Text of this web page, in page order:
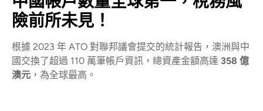
險前所未見！
根據 2023 年 ATO 對聯邦議會提交的統計報告，澳洲與中
國交換了超過 110 萬筆帳戶資訊，總資產金額高達 358 億
澳元 ，為全球最高。